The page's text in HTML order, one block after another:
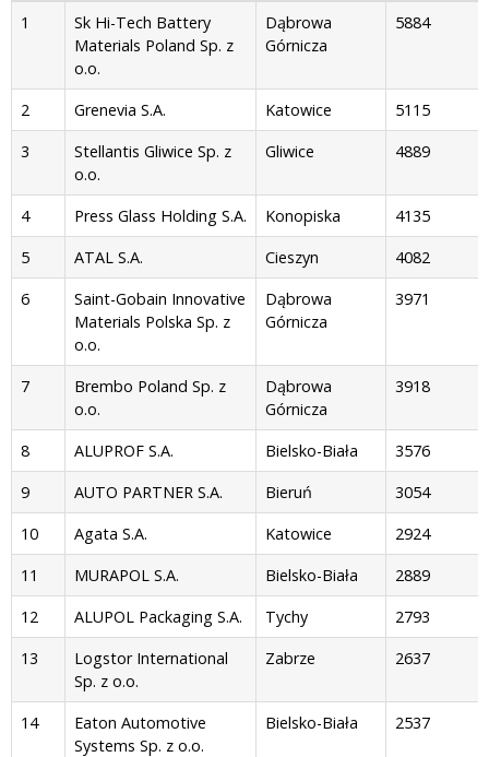
NAZWA FIRMY SIEDZIBA
RYNKOWA
2025 R. (W
MLN ZŁ)
1
Sk Hi-Tech Battery
Materials Poland Sp. z
o.o.
Dąbrowa
Górnicza
5884
2 Grenevia S.A. Katowice
5115
3
Stellantis Gliwice Sp. z
o.o.
Gliwice 4889
4 Press Glass Holding S.A. Konopiska
4135
5
ATAL S.A. Cieszyn
4082
6
Saint-Gobain Innovative
Materials Polska Sp. z
o.o.
Dąbrowa
Górnicza
3971
7
Brembo Poland Sp. z
o.o.
Dąbrowa
Górnicza
3918
8 ALUPROF S.A. Bielsko-Biała
3576
9
AUTO PARTNER S.A. Bieruń
3054
10
Agata S.A. Katowice
2924
11
MURAPOL S.A. Bielsko-Biała
2889
12
ALUPOL Packaging S.A. Tychy
2793
13
Logstor International
Sp. z o.o.
Zabrze 2637
14
Eaton Automotive
Systems Sp. z o.o.
Bielsko-Biała 2537